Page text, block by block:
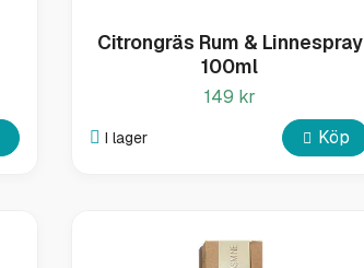
Citrongräs Rum & Linnespray
100ml
149 kr
I lager Köp